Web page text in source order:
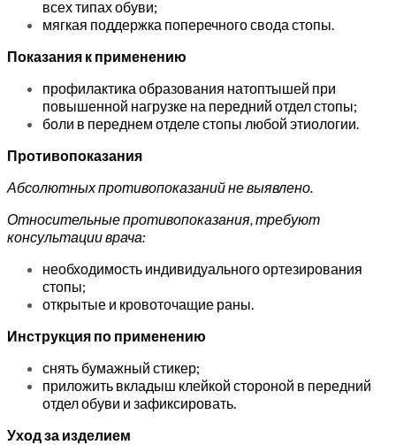
всех типах обуви;
мягкая поддержка поперечного свода стопы.
Показания к применению
профилактика образования натоптышей при
повышенной нагрузке на передний отдел стопы;
боли в переднем отделе стопы любой этиологии.
Противопоказания
Абсолютных противопоказаний не выявлено.
Относительные противопоказания, требуют
консультации врача:
необходимость индивидуального ортезирования
стопы;
открытые и кровоточащие раны.
Инструкция по применению
снять бумажный стикер;
приложить вкладыш клейкой стороной в передний
отдел обуви и зафиксировать.
Уход за изделием